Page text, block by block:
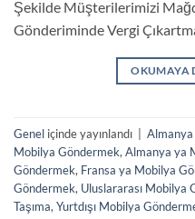
Şekilde Müşterilerimizi
Gönderiminde Vergi
OKUMAYA
Genel içinde yayınlandı
Mobilya Göndermek, Almanya ya
Göndermek, Fransa ya Mobilya
Göndermek, Uluslararası Mobilya
Taşıma, Yurtdışı Mobilya